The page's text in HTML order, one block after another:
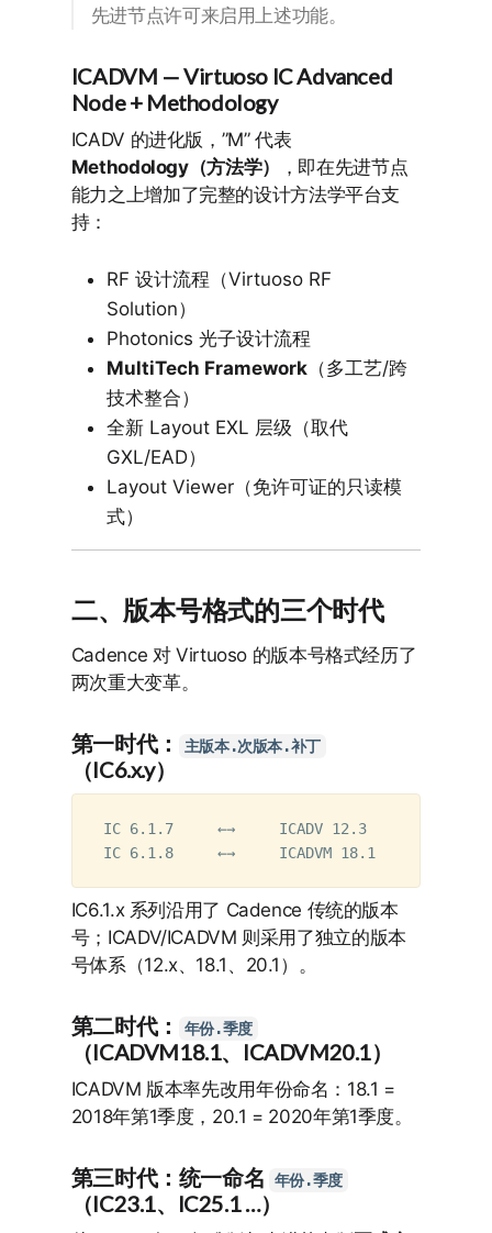
先进节点许可来启用上述功能。
ICADVM — Virtuoso IC Advanced
Node + Methodology
ICADV 的进化版，”M” 代表
Methodology（方法学）
，即在先进节点
能力之上增加了完整的设计方法学平台支
持：
RF 设计流程（Virtuoso RF
Solution）
Photonics 光子设计流程
MultiTech Framework（多工艺/跨
技术整合）
全新 Layout EXL 层级（取代
GXL/EAD）
Layout Viewer（免许可证的只读模
式）
二、版本号格式的三个时代
Cadence 对 Virtuoso 的版本号格式经历了
两次重大变革。
第一时代： 主版本.次版本.补丁
（IC6.x.y）
IC 6.1.7     ←→     ICADV 12.3      （同时代平
IC6.1.x 系列沿用了 Cadence 传统的版本
号；ICADV/ICADVM 则采用了独立的版本
号体系（12.x、18.1、20.1）。
第二时代： 年份.季度
（ICADVM18.1、ICADVM20.1）
ICADVM 版本率先改用年份命名：18.1 =
2018年第1季度，20.1 = 2020年第1季度。
第三时代：统一命名 年份.季度
（IC23.1、IC25.1 …）